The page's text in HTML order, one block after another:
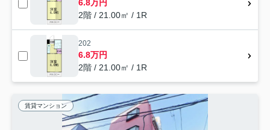
6.8万円
2階 / 21.00㎡ / 1R
202
6.8万円
2階 / 21.00㎡ / 1R
賃貸マンション